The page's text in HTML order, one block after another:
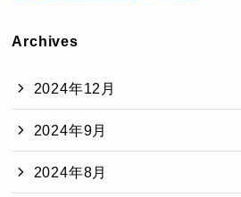
Archives
2024年12月
2024年9月
2024年8月